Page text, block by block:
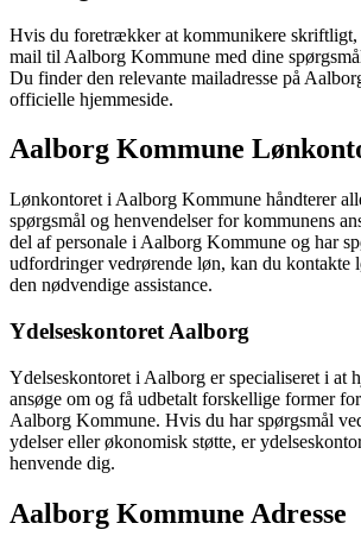
Hvis du foretrækker at kommunikere skriftligt,
mail til Aalborg Kommune med dine
Du finder den relevante mailadresse på
officielle hjemmeside.
Aalborg Kommune
Lønkontoret i Aalborg Kommune håndterer
spørgsmål og henvendelser for kommunens
del af personale i Aalborg Kommune og har
udfordringer vedrørende løn, kan du kontakte
den nødvendige assistance.
Ydelseskontoret Aalborg
Ydelseskontoret i Aalborg er specialiseret i at
ansøge om og få udbetalt forskellige former
Aalborg Kommune. Hvis du har spørgsmål
ydelser eller økonomisk støtte, er
henvende dig.
Aalborg Kommune Adresse